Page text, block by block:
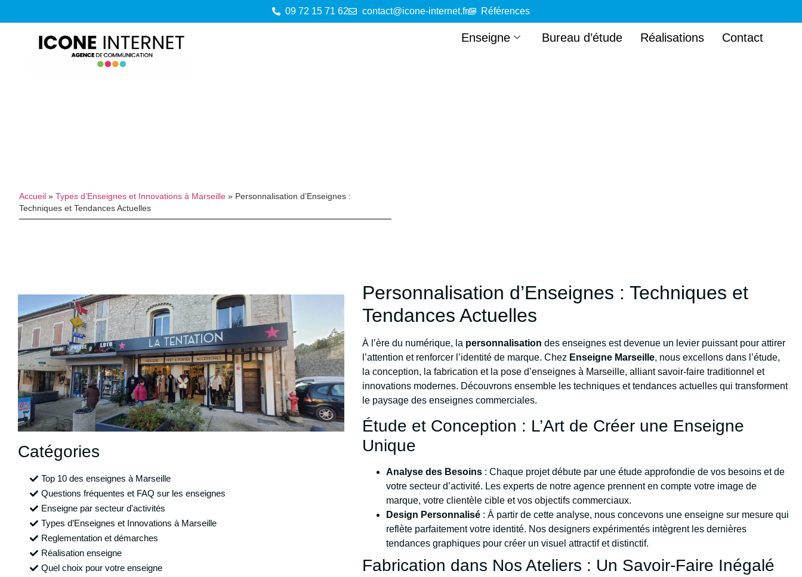
09 72 15 71 62 contact@icone-internet.fr Références
Enseigne Bureau d’étude Réalisations Contact
Accueil » Types d’Enseignes et Innovations à Marseille » Personnalisation d’Enseignes :
Techniques et Tendances Actuelles
Catégories
Top 10 des enseignes à Marseille
Questions fréquentes et FAQ sur les enseignes
Enseigne par secteur d'activités
Types d’Enseignes et Innovations à Marseille
Reglementation et démarches
Réalisation enseigne
Quel choix pour votre enseigne
Personnalisation d’Enseignes : Techniques et
Tendances Actuelles
À l’ère du numérique, la personnalisation des enseignes est devenue un levier puissant pour attirer
l’attention et renforcer l’identité de marque. Chez Enseigne Marseille, nous excellons dans l’étude,
la conception, la fabrication et la pose d’enseignes à Marseille, alliant savoir-faire traditionnel et
innovations modernes. Découvrons ensemble les techniques et tendances actuelles qui transforment
le paysage des enseignes commerciales.
Étude et Conception : L’Art de Créer une Enseigne
Unique
Analyse des Besoins : Chaque projet débute par une étude approfondie de vos besoins et de
votre secteur d’activité. Les experts de notre agence prennent en compte votre image de
marque, votre clientèle cible et vos objectifs commerciaux.
Design Personnalisé : À partir de cette analyse, nous concevons une enseigne sur mesure qui
reflète parfaitement votre identité. Nos designers expérimentés intègrent les dernières
tendances graphiques pour créer un visuel attractif et distinctif.
Fabrication dans Nos Ateliers : Un Savoir-Faire Inégalé